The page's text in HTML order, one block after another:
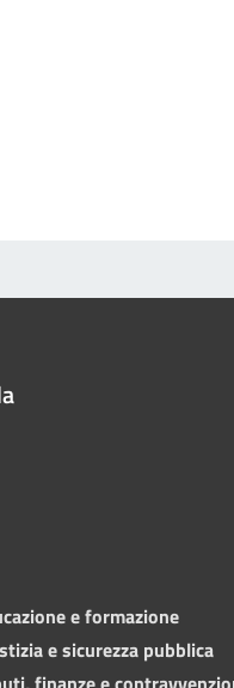
e formazione
e sicurezza pubblica